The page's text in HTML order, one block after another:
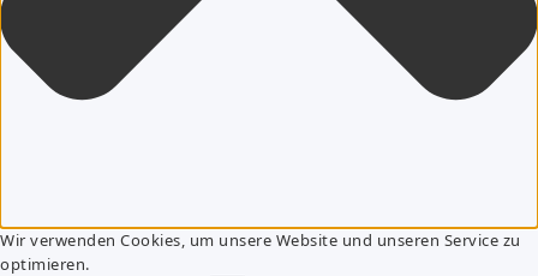
Wir verwenden Cookies, um unsere Website und unseren Service zu
optimieren.